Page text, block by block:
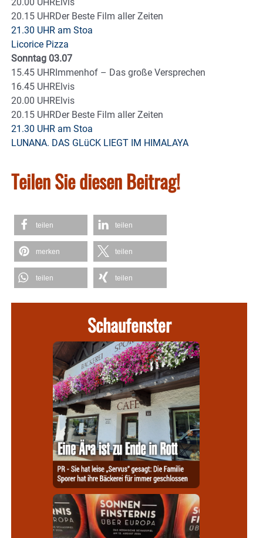
20.15 UHRDer Beste Film aller Zeiten
21.30 UHR am Stoa
Licorice Pizza
Sonntag 03.07
15.45 UHRImmenhof – Das große Versprechen
16.45 UHRElvis
20.00 UHRElvis
20.15 UHRDer Beste Film aller Zeiten
21.30 UHR am Stoa
LUNANA. DAS GLüCK LIEGT IM HIMALAYA
Teilen Sie diesen Beitrag!
teilen teilen
merken teilen
teilen teilen
Schaufenster